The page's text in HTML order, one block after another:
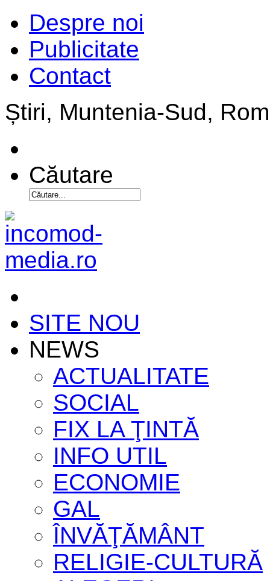
Despre noi
Publicitate
Contact
Știri, Muntenia-Sud,
Căutare
SITE NOU
NEWS
ACTUALITATE
SOCIAL
FIX LA ŢINTĂ
INFO UTIL
ECONOMIE
GAL
ÎNVĂŢĂMÂNT
RELIGIE-CULTURĂ